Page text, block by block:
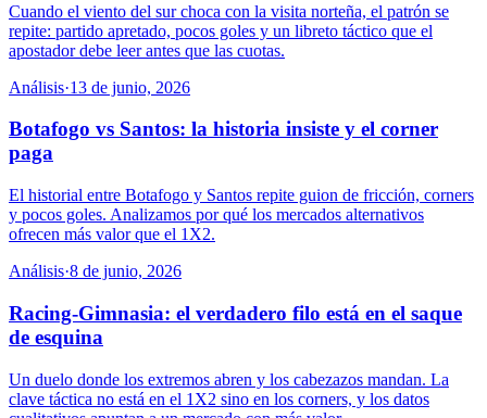
Cuando el viento del sur choca con la visita norteña, el patrón se
repite: partido apretado, pocos goles y un libreto táctico que el
apostador debe leer antes que las cuotas.
Análisis·13 de junio, 2026
Botafogo vs Santos: la historia insiste y el corner
paga
El historial entre Botafogo y Santos repite guion de fricción, corners
y pocos goles. Analizamos por qué los mercados alternativos
ofrecen más valor que el 1X2.
Análisis·8 de junio, 2026
Racing-Gimnasia: el verdadero filo está en el saque
de esquina
Un duelo donde los extremos abren y los cabezazos mandan. La
clave táctica no está en el 1X2 sino en los corners, y los datos